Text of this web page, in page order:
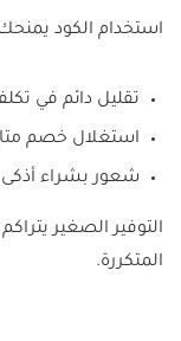
استخدام الكود
تقليل دائم في
استغلال خصم
شعور بشراء
التوفير الصغير
المتكررة.